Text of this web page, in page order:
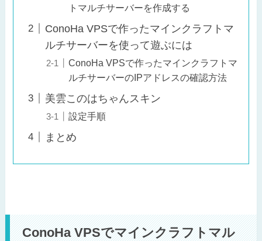
トマルチサーバーを作成する
ConoHa VPSで作ったマインクラフトマ
ルチサーバーを使って遊ぶには
ConoHa VPSで作ったマインクラフトマ
ルチサーバーのIPアドレスの確認方法
美雲このはちゃんスキン
設定手順
まとめ
ConoHa VPSでマインクラフトマル